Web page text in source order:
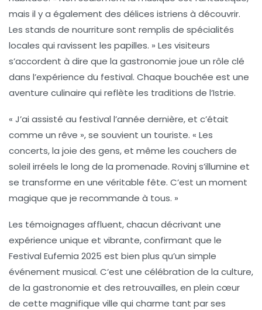
mais il y a également des délices istriens à découvrir.
Les stands de nourriture sont remplis de spécialités
locales qui ravissent les papilles. » Les visiteurs
s’accordent à dire que la gastronomie joue un rôle clé
dans l’expérience du festival. Chaque bouchée est une
aventure culinaire qui reflète les traditions de l’Istrie.
« J’ai assisté au festival l’année dernière, et c’était
comme un rêve », se souvient un touriste. « Les
concerts, la joie des gens, et même les couchers de
soleil irréels le long de la promenade. Rovinj s’illumine et
se transforme en une véritable fête. C’est un moment
magique que je recommande à tous. »
Les témoignages affluent, chacun décrivant une
expérience unique et vibrante, confirmant que le
Festival Eufemia 2025 est bien plus qu’un simple
événement musical. C’est une célébration de la culture,
de la gastronomie et des retrouvailles, en plein cœur
de cette magnifique ville qui charme tant par ses